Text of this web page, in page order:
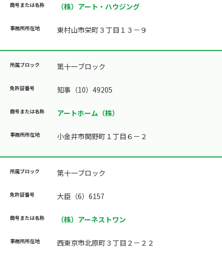
（株）アート・ハウジング
東村山市栄町３丁目１３－９
第十一ブロック
知事（10）49205
アートホーム（株）
小金井市関野町１丁目６－２
第十一ブロック
大臣（6）6157
（株）アーネストワン
西東京市北原町３丁目２－２２